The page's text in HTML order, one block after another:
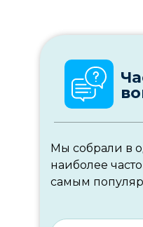
Мы собрали в
наиболее
самым